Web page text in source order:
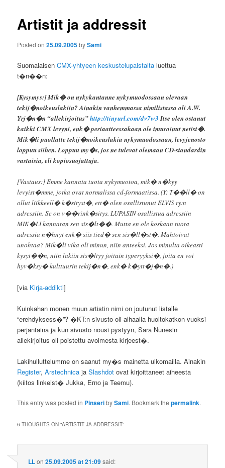
Artistit ja addressit
Posted on25.09.2005bySami
SuomalaisenCMX-yhtyeen keskustelupalstalta luettua
t�n��n:
[Kysymys:] Mik� on nykykantanne nykymuodossaan olevaan
tekij�noikeuslakiin? Ainakin vanhemmassa nimilistassa oli A.W.
Yrj�n�n “allekirjoitus”http://tinyurl.com/dv7w3 Itse olen ostanut
kaikki CMX levyni, enk� periaatteessakaan ole imuroinut netist�.
Mik�li puollatte tekij�noikeuslakia nykymuodossaan, levyjenosto
loppuu siihen. Loppuu my�s, jos ne tulevat olemaan CD-standardin
vastaisia, eli kopiosuojattuja.
[Vastaus:] Emme kannata tuota nykymuotoa, mik� n�kyy
levyist�mme, jotka ovat normalissa cd-formaatissa. (Y: T��ll� on
ollut liikkeell� k�sityst�, ett� olen osallistunut ELVIS ry:n
adressiin. Se on v��rink�sitys. LUPASIN osallistua adressiin
MIK�LI kannatan sen sis�lt��. Mutta en ole koskaan tuota
adressia n�hnyt enk� siis tied� sen sis�ll�st�. Mahtoivat
unohtaa? Mik�li vika oli minun, niin anteeksi. Jos minulta oikeasti
kysyt��n, niin lakiin sis�ltyy joitain typeryyksi�, joita en voi
hyv�ksy� kulttuurin tekij�n�, enk� k�ytt�j�n�.)
[via Kirja-addikti]
Kuinkahan monen muun artistin nimi on joutunut listalle
“erehdyksess�”? �KT:n sivusto oli alhaalla huoltokatkon vuoksi
perjantaina ja kun sivusto nousi pystyyn, Sara Nunesin
allekirjoitus oli poistettu avoimesta kirjeest�.
Lakihulluttelumme on saanut my�s mainetta ulkomailla. Ainakin
Register,Arstechnica jaSlashdot ovat kirjoittaneet aiheesta
(kiitos linkeist� Jukka, Erno ja Teemu).
This entry was posted in PinseribySami. Bookmark thepermalink.
6 THOUGHTS ON “ARTISTIT JA ADDRESSIT”
LLon25.09.2005 at 21:09said: